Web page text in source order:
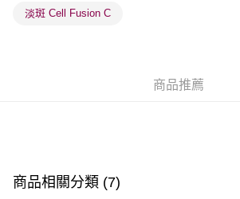
澳門地區配送 - 確認發貨後1-4個工作天送達
淡斑 Cell Fusion C
商品推薦
商品相關分類 (7)